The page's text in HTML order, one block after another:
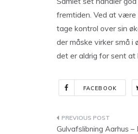
fremtiden. Ved at være
tage kontrol over sin
der måske virker små i
det er aldrig for sent
FACEBOOK
Gulvafslibning Aarhus –